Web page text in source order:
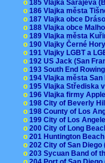
o 185 Vlajka Sarajeva
o 186 Vlajka města
o 187 Vlajka obce
o 188 Vlajka obce
o 189 Vlajka města
o 190 Vlajky Černé
o 191 Vlajky LGBT a
o 192 US Jack (San
o 193 South End
o 194 Vlajka města
o 195 Vlajka Střediska
o 196 Vlajka firmy Apple
o 198 City of Beverly
o 198 County of Los
o 199 City of Los
o 200 City of Long
o 201 Huntington
o 202 City of San Diego
o 203 Sycuan Band of